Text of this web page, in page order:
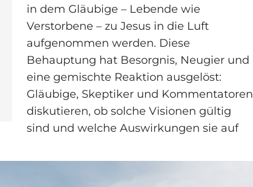
in dem Gläubige – Lebende wie
Verstorbene – zu Jesus in die Luft
aufgenommen werden. Diese
Behauptung hat Besorgnis, Neugier und
eine gemischte Reaktion ausgelöst:
Gläubige, Skeptiker und Kommentatoren
diskutieren, ob solche Visionen gültig
sind und welche Auswirkungen sie auf